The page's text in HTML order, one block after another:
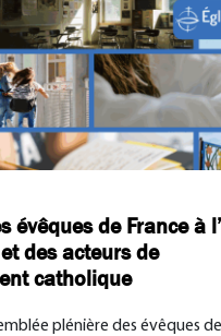
évêques de France à
des acteurs de
catholique
plénière des évêques